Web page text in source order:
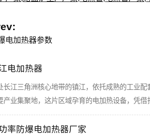
电加热器参数
电加热器
长江三角洲核心地带的镇江，依托成熟的工业
产业集聚地，这片区域孕育的电加热设备，凭
率防爆电加热器厂家